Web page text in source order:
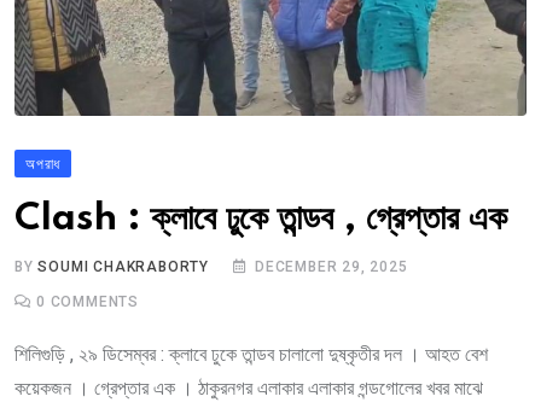
অপরাধ
Clash : ক্লাবে ঢুকে তান্ডব , গ্রেপ্তার এক
BYSOUMI CHAKRABORTY DECEMBER 29, 2025
0 COMMENTS
শিলিগুড়ি , ২৯ ডিসেম্বর : ক্লাবে ঢুকে তান্ডব চালালো দুষ্কৃতীর দল । আহত বেশ
কয়েকজন । গ্রেপ্তার এক । ঠাকুরনগর এলাকার এলাকার গন্ডগোলের খবর মাঝে